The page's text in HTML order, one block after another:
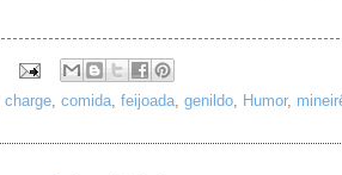
charge, comida, feijoada, genildo, Humor,